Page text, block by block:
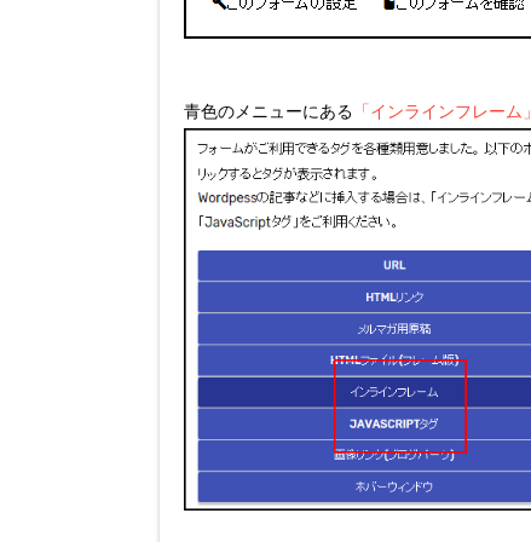
青色のメニューにある 「インラインフレーム」